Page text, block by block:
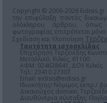
Copyright © 2006-2026 Eidisis.gr
την επιφύλαξη παντός
ολόκληρου άρθρου, όπως
φωτογραφίας επιτρέπεται
Σχεδίαση και Υλοποίηση
Ταυτότητα ιστοσελίδας
Επιχείρηση Τερζενίδης
Μεταλλικό, Κιλκίς, 61100
ΑΦΜ: 024638641, ΔΟΥ Κιλκίς
Τηλ.: 23410 27307
Email: eidisis@eidisis.gr
Ιδιοκτήτης/ Νόμιμος εκπρ./
Δικαιούχος domain:
Διευθύντρια σύνταξης: